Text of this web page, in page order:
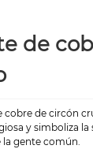
de
cobre de circón
y simboliza la
la gente común.